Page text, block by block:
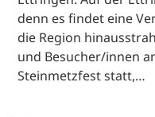
denn es findet eine
die Region
und Besucher/innen
Steinmetzfest statt,…